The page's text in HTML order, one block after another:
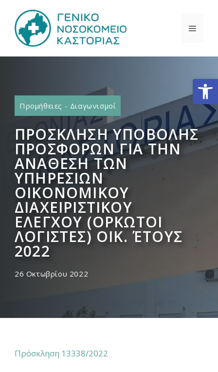
περιεχόμενο
Προμήθειες - Διαγωνισμοί
ΠΡΟΣΚΛΗΣΗ ΥΠΟΒΟΛΗΣ
ΠΡΟΣΦΟΡΩΝ ΓΙΑ ΤΗΝ
ΑΝΑΘΕΣΗ ΤΩΝ
ΥΠΗΡΕΣΙΩΝ
ΟΙΚΟΝΟΜΙΚΟΥ
ΔΙΑΧΕΙΡΙΣΤΙΚΟΥ
ΕΛΕΓΧΟΥ (ΟΡΚΩΤΟΙ
ΛΟΓΙΣΤΕΣ) ΟΙΚ. ΈΤΟΥΣ
2022
26 Οκτωβρίου 2022
Πρόσκληση 13338/2022